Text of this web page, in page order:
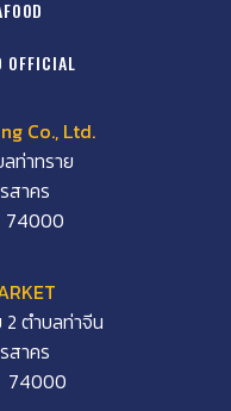
OFFICIAL
Co., Ltd.
ท่าทราย
สาคร
74000
ตำบลท่าจีน
สาคร
74000